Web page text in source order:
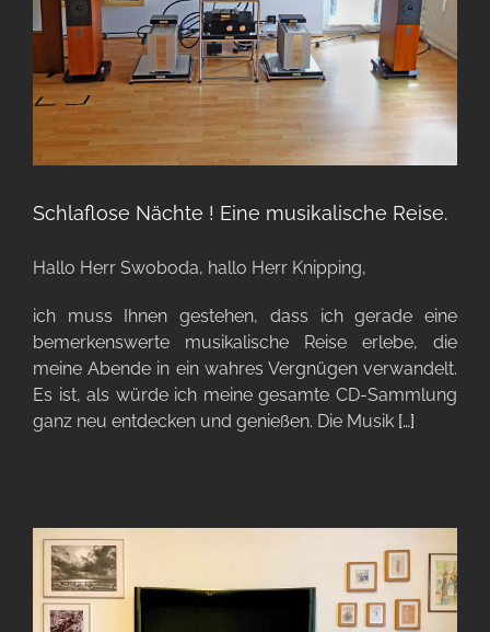
Schlaflose Nächte ! Eine musikalische Reise.
Hallo Herr Swoboda, hallo Herr Knipping,
ich muss Ihnen gestehen, dass ich gerade eine
bemerkenswerte musikalische Reise erlebe, die
meine Abende in ein wahres Vergnügen verwandelt.
Es ist, als würde ich meine gesamte CD-Sammlung
ganz neu entdecken und genießen. Die Musik […]